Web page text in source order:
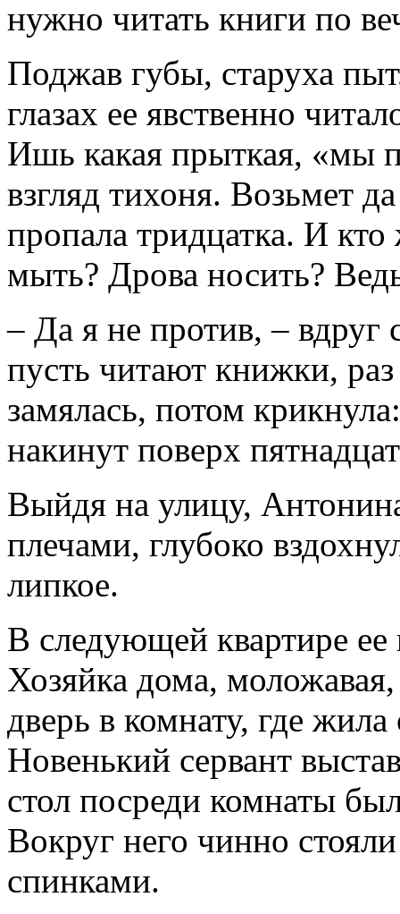
нужно читать книги по
Поджав губы, старуха
глазах ее явственно
Ишь какая прыткая, «мы
взгляд тихоня. Возьмет
пропала тридцатка. И
мыть? Дрова носить?
– Да я не против, – вдруг
пусть читают книжки, раз
замялась, потом
накинут поверх
Выйдя на улицу,
плечами, глубоко
липкое.
В следующей квартире ее
Хозяйка дома,
дверь в комнату, где
Новенький сервант
стол посреди комнаты
Вокруг него чинно
спинками.